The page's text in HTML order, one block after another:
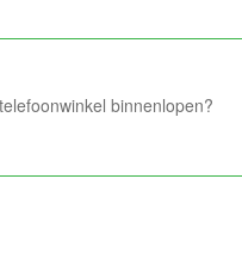
binnenlopen?